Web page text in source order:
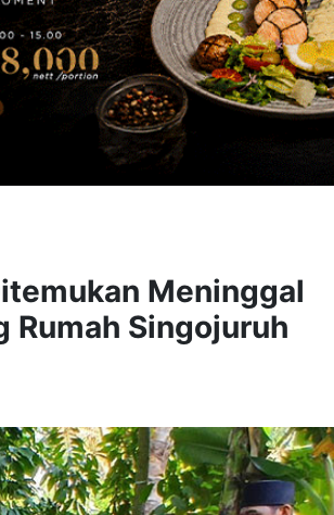
Meninggal
Singojuruh